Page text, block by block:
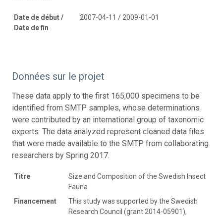
Date de début /
Date de fin
2007-04-11 / 2009-01-01
Données sur le projet
These data apply to the first 165,000 specimens to be
identified from SMTP samples, whose determinations
were contributed by an international group of taxonomic
experts. The data analyzed represent cleaned data files
that were made available to the SMTP from collaborating
researchers by Spring 2017.
Titre
Size and Composition of the Swedish Insect
Fauna
Financement
This study was supported by the Swedish
Research Council (grant 2014-05901),